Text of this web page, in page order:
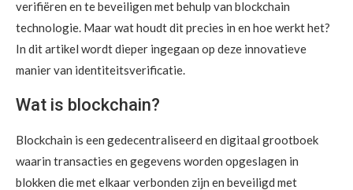
verifiëren en te beveiligen met behulp van blockchain
technologie. Maar wat houdt dit precies in en hoe werkt het?
In dit artikel wordt dieper ingegaan op deze innovatieve
manier van identiteitsverificatie.
Wat is blockchain?
Blockchain is een gedecentraliseerd en digitaal grootboek
waarin transacties en gegevens worden opgeslagen in
blokken die met elkaar verbonden zijn en beveiligd met